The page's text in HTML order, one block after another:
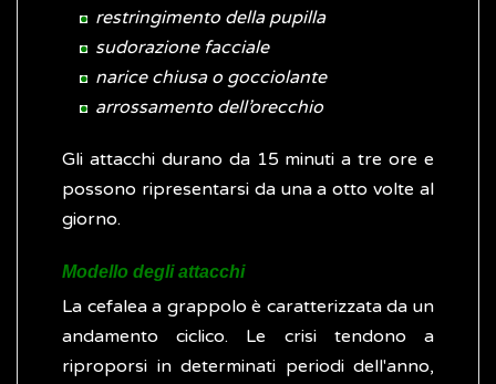
restringimento della pupilla
sudorazione facciale
narice chiusa o gocciolante
arrossamento dell’orecchio
Gli attacchi durano da 15 minuti a tre ore e
possono ripresentarsi da una a otto volte al
giorno.
Modello degli attacchi
La cefalea a grappolo è caratterizzata da un
andamento ciclico. Le crisi tendono a
riproporsi in determinati periodi dell'anno,